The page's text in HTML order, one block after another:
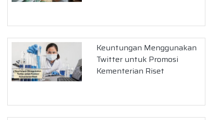
Keuntungan Menggunakan
Twitter untuk Promosi
Kementerian Riset